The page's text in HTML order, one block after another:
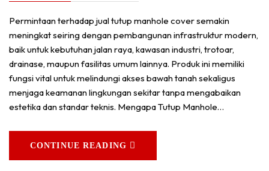
Permintaan terhadap jual tutup manhole cover semakin
meningkat seiring dengan pembangunan infrastruktur modern,
baik untuk kebutuhan jalan raya, kawasan industri, trotoar,
drainase, maupun fasilitas umum lainnya. Produk ini memiliki
fungsi vital untuk melindungi akses bawah tanah sekaligus
menjaga keamanan lingkungan sekitar tanpa mengabaikan
estetika dan standar teknis. Mengapa Tutup Manhole…
CONTINUE READING